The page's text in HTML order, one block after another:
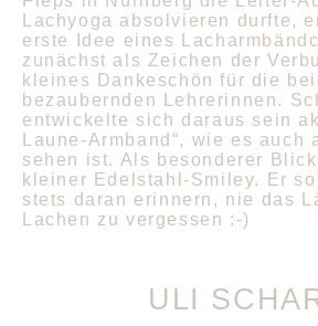
Lachyoga absolvieren durfte,
erste Idee eines
zunächst als Zeichen der
kleines Dankeschön für die
bezaubernden Lehrerinnen.
entwickelte sich daraus sein
Laune-Armband“, wie es auch
sehen ist. Als besonderer
kleiner Edelstahl-Smiley. Er
stets daran erinnern, nie das
Lachen zu vergessen :-)
ULI